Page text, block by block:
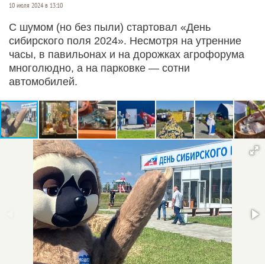
10 июля 2024 в 13:10
С шумом (но без пыли) стартовал «День
сибирского поля 2024». Несмотря на утренние
часы, в павильонах и на дорожках агрофорума
многолюдно, а на парковке — сотни
автомобилей.